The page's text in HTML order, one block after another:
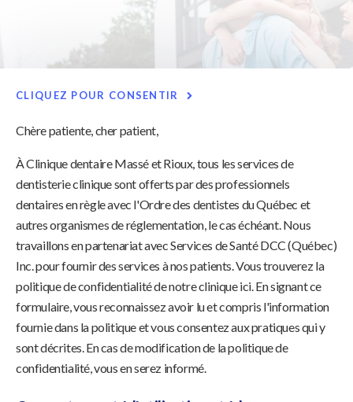
CLIQUEZ POUR CONSENTIR
Chère patiente, cher patient,
À Clinique dentaire Massé et Rioux, tous les services de
dentisterie clinique sont offerts par des professionnels
dentaires en règle avec l'Ordre des dentistes du Québec et
autres organismes de réglementation, le cas échéant. Nous
travaillons en partenariat avec Services de Santé DCC (Québec)
Inc. pour fournir des services à nos patients. Vous trouverez la
politique de confidentialité de notre clinique ici. En signant ce
formulaire, vous reconnaissez avoir lu et compris l'information
fournie dans la politique et vous consentez aux pratiques qui y
sont décrites. En cas de modification de la politique de
confidentialité, vous en serez informé.